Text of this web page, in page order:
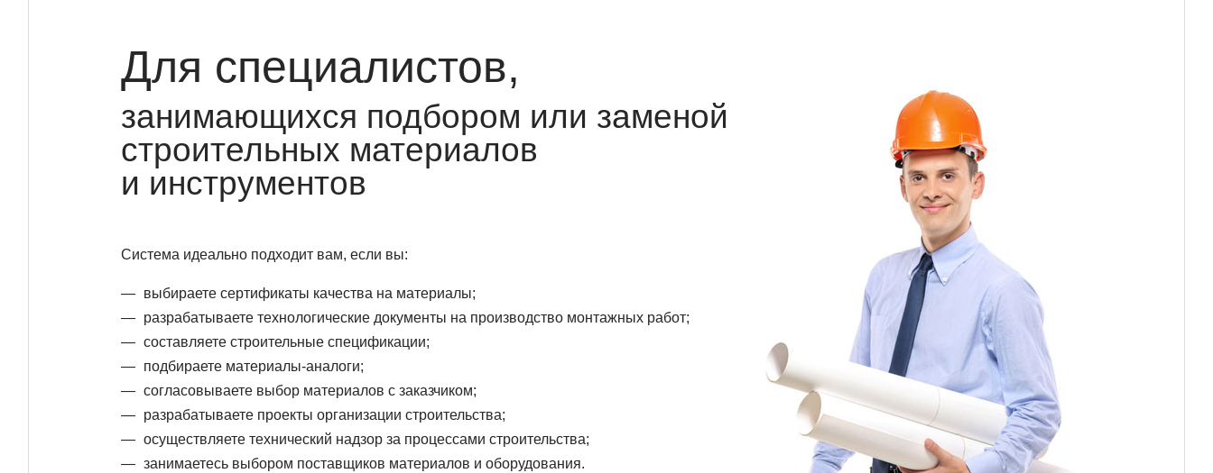
Для специалистов,
занимающихся подбором или заменой
строительных материалов
и инструментов
Система идеально подходит вам, если вы:
выбираете сертификаты качества на материалы;
разрабатываете технологические документы на производство монтажных работ;
составляете строительные спецификации;
подбираете материалы-аналоги;
согласовываете выбор материалов с заказчиком;
разрабатываете проекты организации строительства;
осуществляете технический надзор за процессами строительства;
занимаетесь выбором поставщиков материалов и оборудования.